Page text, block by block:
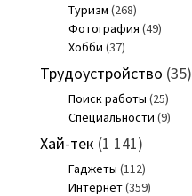
Туризм (268)
Фотография (49)
Хобби (37)
Трудоустройство (35)
Поиск работы (25)
Специальности (9)
Хай-тек (1 141)
Гаджеты (112)
Интернет(359)